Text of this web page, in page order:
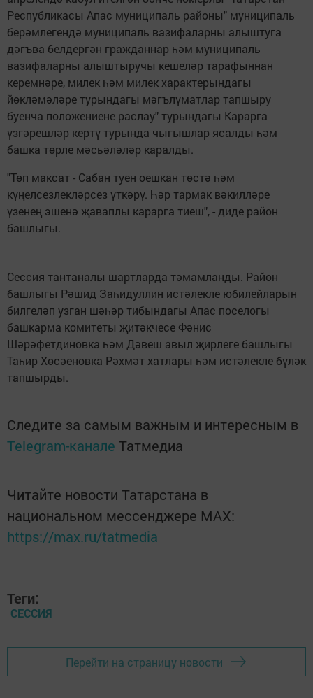
Республикасы Апас муниципаль районы" муниципаль
берәмлегендә муниципаль вазифаларны алыштуга
дәгъва белдергән гражданнар һәм муниципаль
вазифаларны алыштыручы кешеләр тарафыннан
керемнәре, милек һәм милек характерындагы
йөкләмәләре турындагы мәгълүматлар тапшыру
буенча положениене раслау" турындагы Карарга
үзгәрешләр кертү турында чыгышлар ясалды һәм
башка төрле мәсьәләләр каралды.
"Төп максат - Сабан туен оешкан төстә һәм
күңелсезлекләрсез үткәрү. Һәр тармак вәкилләре
үзенең эшенә җаваплы карарга тиеш", - диде район
башлыгы.
Сессия тантаналы шартларда тәмамланды. Район
башлыгы Рәшид Заһидуллин истәлекле юбилейларын
билгеләп узган шәһәр тибындагы Апас поселогы
башкарма комитеты җитәкчесе Фәнис
Шәрәфетдиновка һәм Дәвеш авыл җирлеге башлыгы
Таһир Хөсәеновка Рәхмәт хатлары һәм истәлекле бүләк
тапшырды.
Следите за самым важным и интересным в
Telegram-канале Татмедиа
Читайте новости Татарстана в
национальном мессенджере MАХ:
https://max.ru/tatmedia
Теги:
СЕССИЯ
Перейти на страницу новости